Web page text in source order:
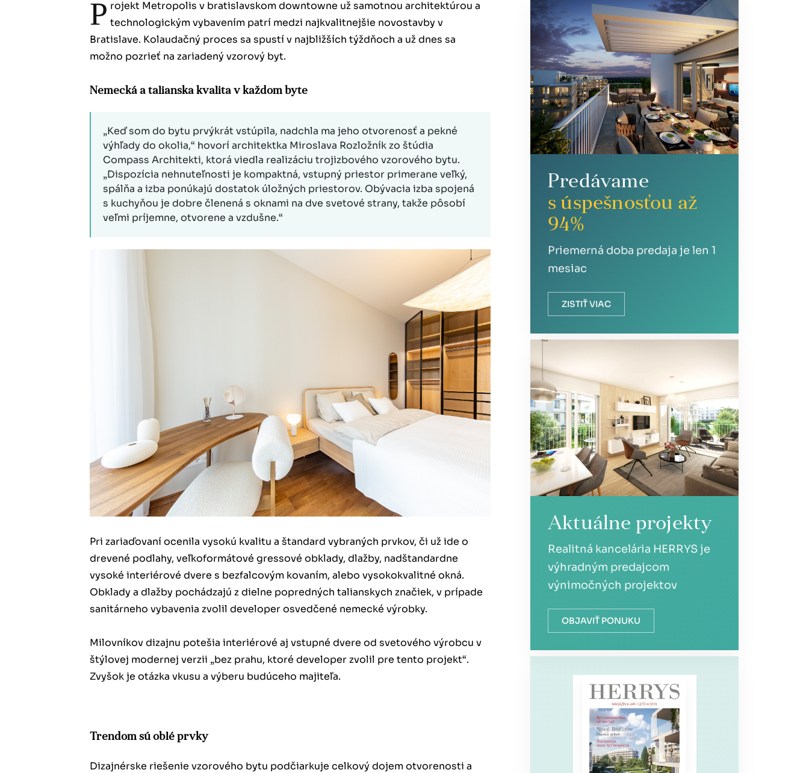
P rojekt Metropolis v bratislavskom downtowne už samotnou architektúrou a
technologickým vybavením patrí medzi najkvalitnejšie novostavby v
Bratislave. Kolaudačný proces sa spustí v najbližších týždňoch a už dnes sa
možno pozrieť na zariadený vzorový byt.
Nemecká a talianska kvalita v každom byte
„Keď som do bytu prvýkrát vstúpila, nadchla ma jeho otvorenosť a pekné
výhľady do okolia,“ hovorí architektka Miroslava Rozložník zo štúdia
Compass Architekti, ktorá viedla realizáciu trojizbového vzorového bytu.
„Dispozícia nehnuteľnosti je kompaktná, vstupný priestor primerane veľký,
spálňa a izba ponúkajú dostatok úložných priestorov. Obývacia izba spojená
s kuchyňou je dobre členená s oknami na dve svetové strany, takže pôsobí
veľmi príjemne, otvorene a vzdušne.“
Pri zariaďovaní ocenila vysokú kvalitu a štandard vybraných prvkov, či už ide o
drevené podlahy, veľkoformátové gressové obklady, dlažby, nadštandardne
vysoké interiérové dvere s bezfalcovým kovaním, alebo vysokokvalitné okná.
Obklady a dlažby pochádzajú z dielne popredných talianskych značiek, v prípade
sanitárneho vybavenia zvolil developer osvedčené nemecké výrobky.
Milovníkov dizajnu potešia interiérové aj vstupné dvere od svetového výrobcu v
štýlovej modernej verzii „bez prahu, ktoré developer zvolil pre tento projekt“.
Zvyšok je otázka vkusu a výberu budúceho majiteľa.
Trendom sú oblé prvky
Dizajnérske riešenie vzorového bytu podčiarkuje celkový dojem otvorenosti a
Predávame
s úspešnosťou až
94%
Priemerná doba predaja je len 1
mesiac
ZISTIŤ VIAC
Aktuálne projekty
Realitná kancelária HERRYS je
výhradným predajcom
výnimočných projektov
OBJAVIŤ PONUKU